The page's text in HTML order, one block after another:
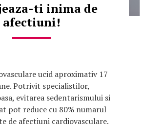
ti inima de
afectiuni!
ucid aproximativ 17
Potrivit specialistilor,
evitarea sedentarismului si
pot reduce cu 80% numarul
de afectiuni cardiovasculare.